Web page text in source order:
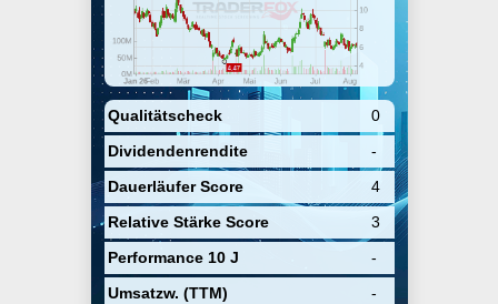
Qualitätscheck
0
Dividendenrendite
-
Dauerläufer Score
4
Relative Stärke Score
3
Performance 10 J
-
Umsatzw. (TTM)
-